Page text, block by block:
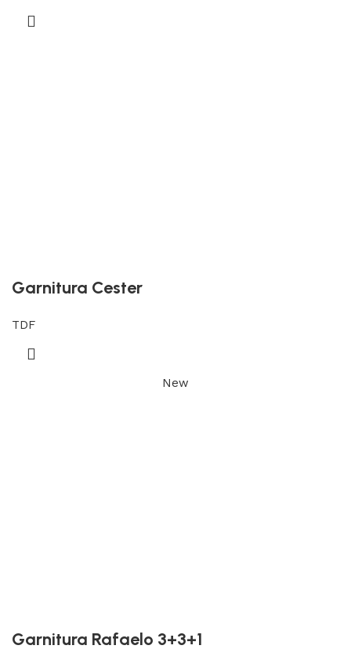
Garnitura Cester
TDF
New
Garnitura Rafaelo 3+3+1